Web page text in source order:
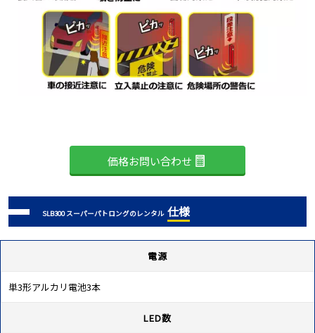
価格お問い合わせ
SLB300 スーパーパトロングのレンタル 仕様
電源
単3形アルカリ電池3本
LED数